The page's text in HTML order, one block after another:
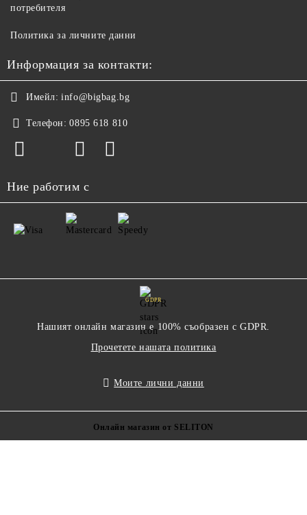
потребителя
Политика за личните данни
Информация за контакти:
Имейл: info@bigbag.bg
Телефон: 0895 618 810
Ние работим с
GDPR
Нашият онлайн магазин е 100% съобразен с GDPR.
Прочетете нашата политика
Моите лични данни
Онлайн магазин от SELITON